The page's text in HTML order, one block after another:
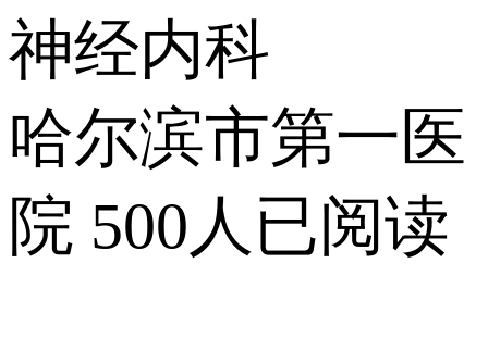
神经内科
哈尔滨市第一医
院 500人已阅读